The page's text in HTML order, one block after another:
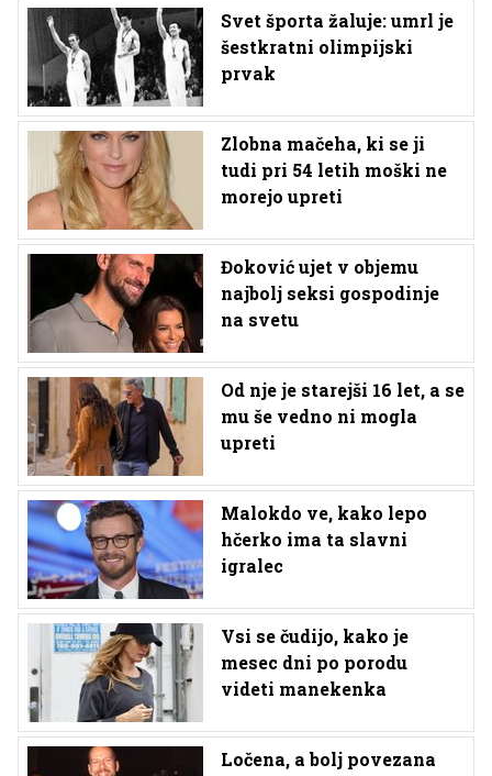
Svet športa žaluje: umrl je
šestkratni olimpijski
prvak
Zlobna mačeha, ki se ji
tudi pri 54 letih moški ne
morejo upreti
Đoković ujet v objemu
najbolj seksi gospodinje
na svetu
Od nje je starejši 16 let, a se
mu še vedno ni mogla
upreti
Malokdo ve, kako lepo
hčerko ima ta slavni
igralec
Vsi se čudijo, kako je
mesec dni po porodu
videti manekenka
Ločena, a bolj povezana